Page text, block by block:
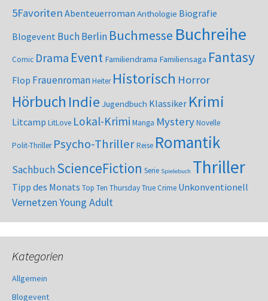
5Favoriten Abenteuerroman Anthologie Biografie
Blogevent Buch Berlin Buchmesse Buchreihe
Comic Drama Event Familiendrama Familiensaga Fantasy
Flop FrauenromanHeiter Historisch Horror
Hörbuch Indie Jugendbuch Klassiker Krimi
Litcamp LitLove Lokal-Krimi Manga MysteryNovelle
Polit-Thriller Psycho-ThrillerReise Romantik
SachbuchScienceFiction Serie Spielebuch Thriller
Tipp des Monats Top Ten ThursdayTrue Crime Unkonventionell
VernetzenYoung Adult
Kategorien
Allgemein
Blogevent